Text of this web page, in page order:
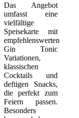
Das Angebot
umfasst eine
vielfältige
Speisekarte mit
empfehlenswerten
Gin Tonic
Variationen,
klassischen
Cocktails und
deftigen Snacks,
die perfekt zum
Feiern passen.
Besonders